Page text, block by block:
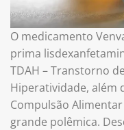
O medicamento
prima
TDAH – Transtorno
Hiperatividade, além
Compulsão
grande polêmica.